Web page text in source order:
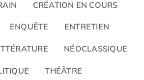
CRÉATION EN COURS
ENQUÊTE ENTRETIEN
NÉOCLASSIQUE
THÉÂTRE